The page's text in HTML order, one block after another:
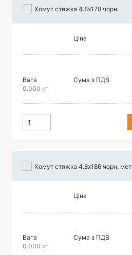
Хомут стяжка 4.8х178 чорн.
Ціна
Вага
0.000 кг
Сума з ПДВ
Хомут стяжка 4.8х186 чорн.
Ціна
Вага
0.000 кг
Сума з ПДВ